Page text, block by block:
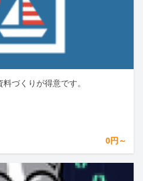
づくりが得意です。
0円～